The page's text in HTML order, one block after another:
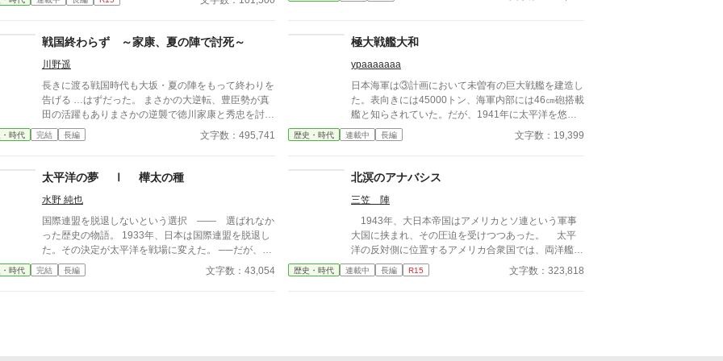
男の、重課金架空戦記！？？ 姉妹作 「零戦戦記」
戦国終わらず ～家康、夏の陣で討死～
川野遥
長きに渡る戦国時代も大坂・夏の陣をもって終わりを
告げる …はずだった。 まさかの大逆転、豊臣勢が真
田の活躍もありまさかの逆襲で徳川家康と秀忠を討ち
果たし、大坂の陣の勝者に。果たして彼らは新たな秩
序を作ることができるのか？ 敗北した徳川勢も何と
大名達が新たな野心を抱き始める。 文治系藩主は頼
切なし、全てゼロから切り開く戦国ifストーリーが始
まる。 更新は週5～6予定です。 ※ノベルアップ＋と
カクヨムにも掲載しています。
時代 完結 長編 文字数：495,741
極大戦艦大和
ypaaaaaaa
日本海軍は③計画において未曽有の巨大戦艦を建造し
た。表向きには45000トン、海軍内部には46㎝砲搭載
艦と知らされていた。だが、1941年に太平洋を悠々
と航行していたのは、それらの予想を大きく上回
る”極大戦艦”であった…
歴史・時代 連載中 長編 文字数：19,399
太平洋の夢 Ⅰ 樺太の種
水野 純也
国際連盟を脱退しないという選択 —— 選ばれなか
った歴史の物語。 1933年、日本は国際連盟を脱退し
た。その決定が太平洋を戦場に変えた。 ──だが、も
し別の選択があったとしたら？ 1881年、明治の春。
ハワイ国王カラカウアの来日で、伊藤博文が一粒の種
時代 完結 長編 文字数：43,054
北溟のアナバシス
三笠 陣
1943年、大日本帝国はアメリカとソ連という軍事
大国に挟まれ、その圧迫を受けつつあった。 太平
洋の反対側に位置するアメリカ合衆国では、両洋艦隊
法に基づく海軍の大拡張計画が実行されていた。
すべての計画艦が竣工すれば、その総計は約130万ト
歴史・時代 連載中 長編 R15 文字数：323,818